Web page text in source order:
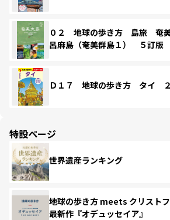
０２ 地球の歩き方 島旅 奄
呂麻島（奄美群島１） ５訂版
Ｄ１７ 地球の歩き方 タイ ２
特設ページ
世界遺産ランキング
地球の歩き方 meets クリスト
最新作『オデュッセイア』